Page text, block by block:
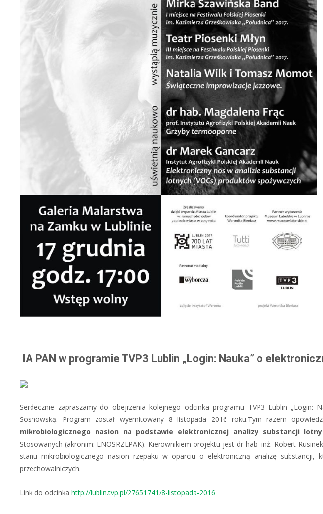
IA PAN w programie TVP3 Lublin „Login: Nauka” o
Serdecznie zapraszamy do obejrzenia kolejnego odcinka programu TVP3 Lublin „Login:
Sosnowską. Program został wyemitowany 8 listopada 2016 roku.Tym razem
mikrobiologicznego nasion na podstawie elektronicznej analizy substancji
Stosowanych (akronim: ENOSRZEPAK). Kierownikiem projektu jest dr hab. inż. Robert
stanu mikrobiologicznego nasion rzepaku w oparciu o elektroniczną analizę
przechowalniczych.
Link do odcinka http://lublin.tvp.pl/27651741/8-listopada-2016